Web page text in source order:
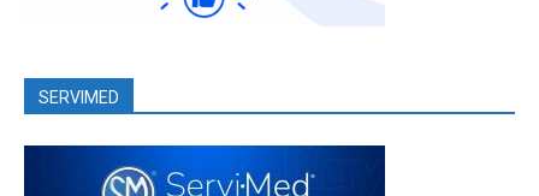
SERVIMED